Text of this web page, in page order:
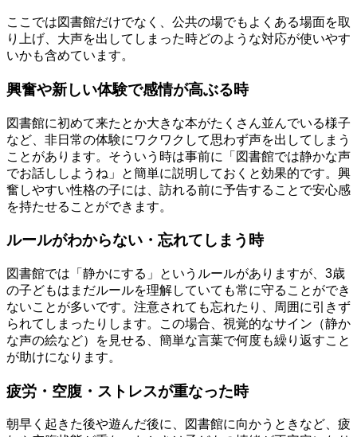
ここでは図書館だけでなく、公共の場でもよくある場面を取
り上げ、大声を出してしまった時どのような対応が使いやす
いかも含めています。
興奮や新しい体験で感情が高ぶる時
図書館に初めて来たとか大きな本がたくさん並んでいる様子
など、非日常の体験にワクワクして思わず声を出してしまう
ことがあります。そういう時は事前に「図書館では静かな声
でお話ししようね」と簡単に説明しておくと効果的です。興
奮しやすい性格の子には、訪れる前に予告することで安心感
を持たせることができます。
ルールがわからない・忘れてしまう時
図書館では「静かにする」というルールがありますが、3歳
の子どもはまだルールを理解していても常に守ることができ
ないことが多いです。注意されても忘れたり、周囲に引きず
られてしまったりします。この場合、視覚的なサイン（静か
な声の絵など）を見せる、簡単な言葉で何度も繰り返すこと
が助けになります。
疲労・空腹・ストレスが重なった時
朝早く起きた後や遊んだ後に、図書館に向かうときなど、疲